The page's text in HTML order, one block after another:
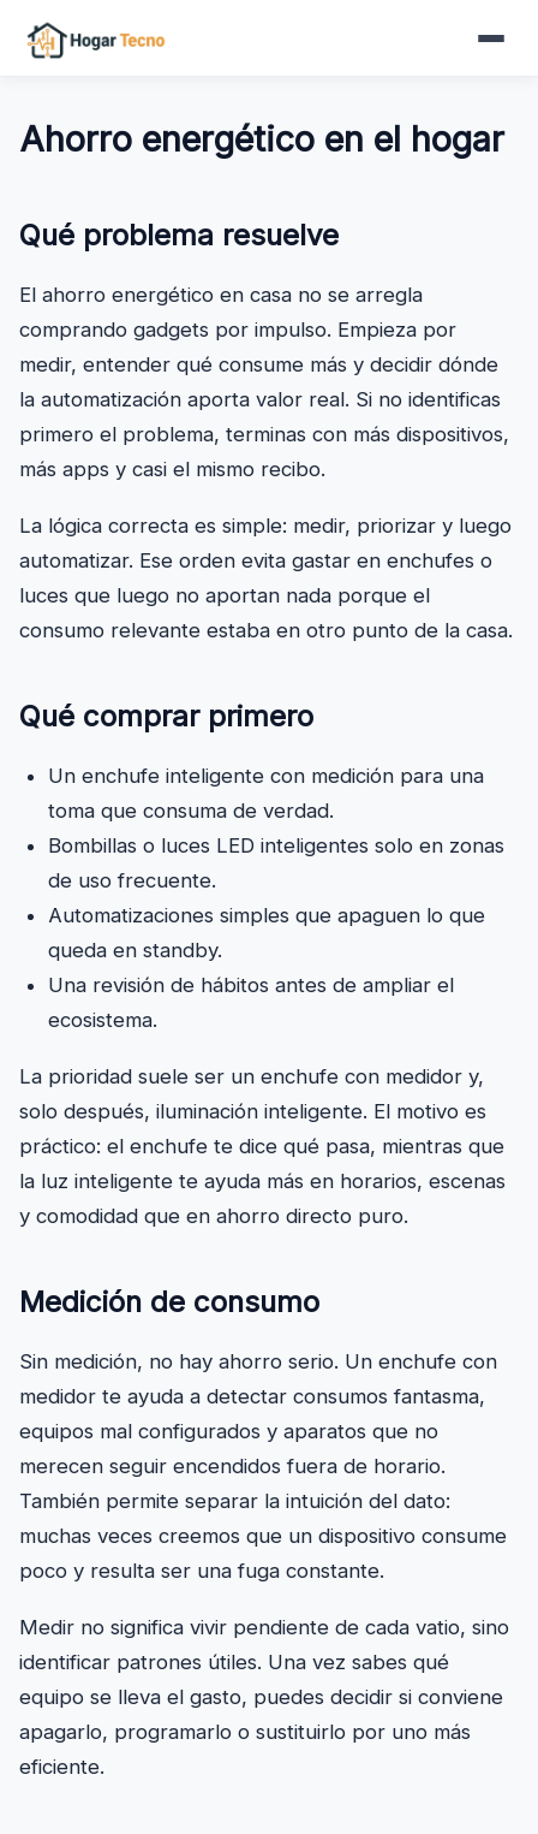
contenido
Ahorro energético en el hogar
Qué problema resuelve
El ahorro energético en casa no se arregla
comprando gadgets por impulso. Empieza por
medir, entender qué consume más y decidir dónde
la automatización aporta valor real. Si no identificas
primero el problema, terminas con más dispositivos,
más apps y casi el mismo recibo.
La lógica correcta es simple: medir, priorizar y luego
automatizar. Ese orden evita gastar en enchufes o
luces que luego no aportan nada porque el
consumo relevante estaba en otro punto de la casa.
Qué comprar primero
Un enchufe inteligente con medición para una
toma que consuma de verdad.
Bombillas o luces LED inteligentes solo en zonas
de uso frecuente.
Automatizaciones simples que apaguen lo que
queda en standby.
Una revisión de hábitos antes de ampliar el
ecosistema.
La prioridad suele ser un enchufe con medidor y,
solo después, iluminación inteligente. El motivo es
práctico: el enchufe te dice qué pasa, mientras que
la luz inteligente te ayuda más en horarios, escenas
y comodidad que en ahorro directo puro.
Medición de consumo
Sin medición, no hay ahorro serio. Un enchufe con
medidor te ayuda a detectar consumos fantasma,
equipos mal configurados y aparatos que no
merecen seguir encendidos fuera de horario.
También permite separar la intuición del dato:
muchas veces creemos que un dispositivo consume
poco y resulta ser una fuga constante.
Medir no significa vivir pendiente de cada vatio, sino
identificar patrones útiles. Una vez sabes qué
equipo se lleva el gasto, puedes decidir si conviene
apagarlo, programarlo o sustituirlo por uno más
eficiente.